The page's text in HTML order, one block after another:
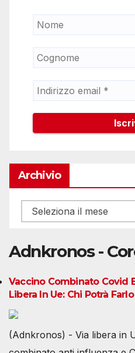
Archivio
Archivio
Adnkronos -
Vaccino Combinato Covid
Libera In Ue: Chi Potrà Farlo
(Adnkronos) - Via libera in